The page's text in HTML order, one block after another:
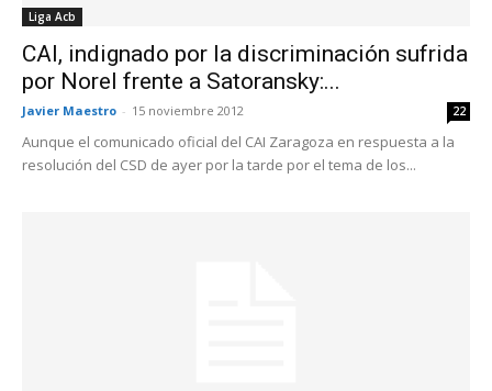
Liga Acb
CAI, indignado por la discriminación sufrida
por Norel frente a Satoransky:...
Javier Maestro - 15 noviembre 2012 22
Aunque el comunicado oficial del CAI Zaragoza en respuesta a la
resolución del CSD de ayer por la tarde por el tema de los...